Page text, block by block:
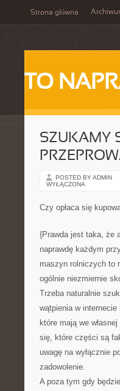
Strona główna
TO
SZUKAMY
POSTED BY ADMIN
WYŁĄCZONA
Czy opłaca się
{Prawda jest taka, że
naprawdę każdym
maszyn rolniczych to
ogólnie niezmiernie
Trzeba naturalnie
wątpienia w
które mają we
się, które części są
uwagę na wyłącznie
zadowolenie.
A poza tym gdy